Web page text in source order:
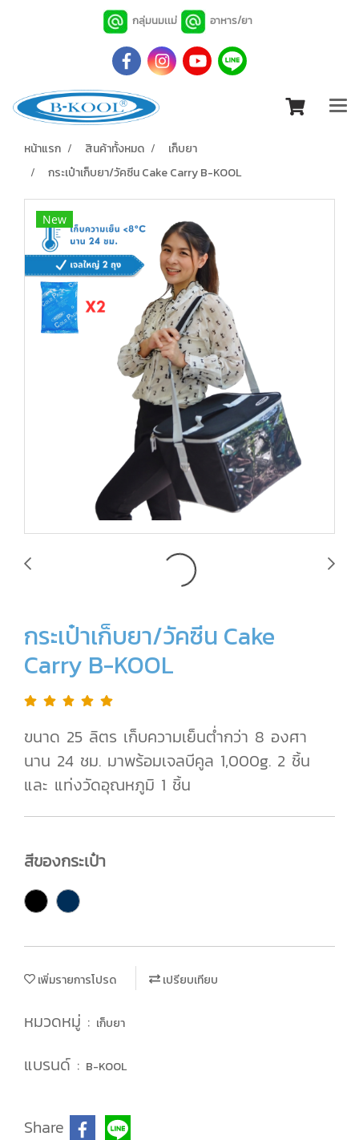
กลุ่มนมเเม่ อาหาร/ยา
หน้าแรก สินค้าทั้งหมด
เก็บยา
กระเป๋าเก็บยา/วัคซีน Cake Carry B-KOOL
New
กระเป๋าเก็บยา/วัคซีน Cake
Carry B-KOOL
ขนาด 25 ลิตร เก็บความเย็นต่ำกว่า 8 องศา
นาน 24 ชม. มาพร้อมเจลบีคูล 1,000g. 2 ชิ้น
และ แท่งวัดอุณหภูมิ 1 ชิ้น
สีของกระเป๋า
เพิ่มรายการโปรด เปรียบเทียบ
หมวดหมู่ : เก็บยา
แบรนด์ : B-KOOL
Share